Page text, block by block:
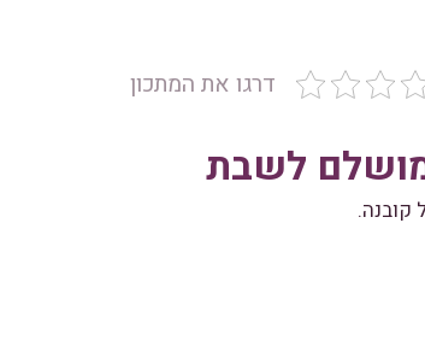
דרגו את המתכון
מושלם לשבת
קובנה.